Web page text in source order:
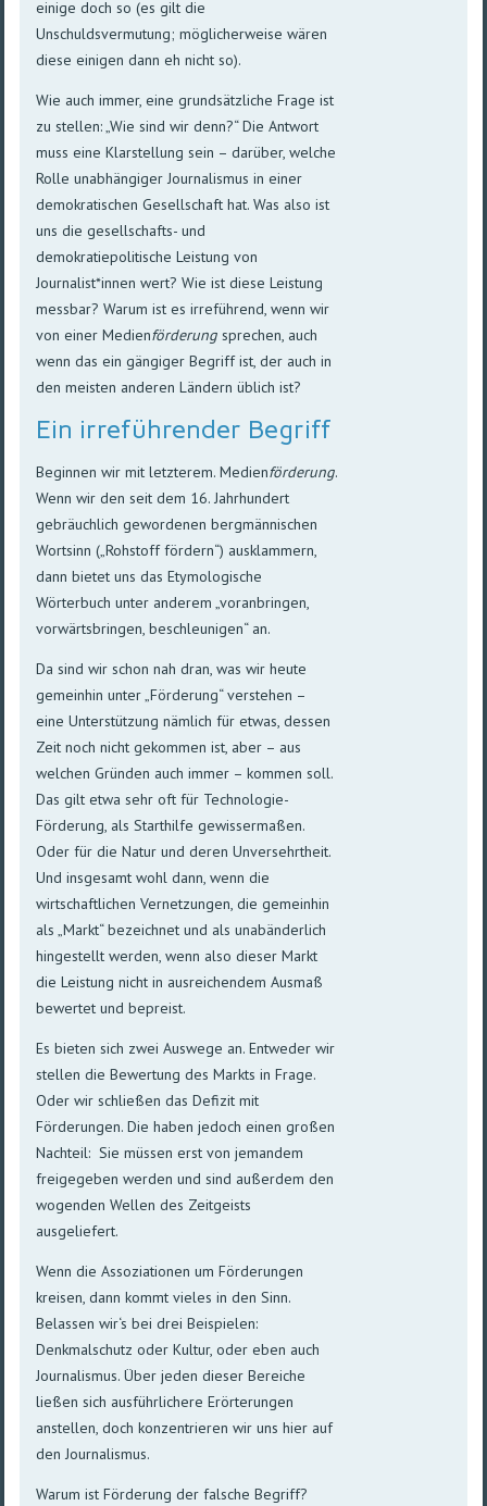
einige doch so (es gilt die
Unschuldsvermutung; möglicherweise wären
diese einigen dann eh nicht so).
Wie auch immer, eine grundsätzliche Frage ist
zu stellen: „Wie sind wir denn?“ Die Antwort
muss eine Klarstellung sein – darüber, welche
Rolle unabhängiger Journalismus in einer
demokratischen Gesellschaft hat. Was also ist
uns die gesellschafts- und
demokratiepolitische Leistung von
Journalist*innen wert? Wie ist diese Leistung
messbar? Warum ist es irreführend, wenn wir
von einer Medienförderung sprechen, auch
wenn das ein gängiger Begriff ist, der auch in
den meisten anderen Ländern üblich ist?
Ein irreführender Begriff
Beginnen wir mit letzterem. Medienförderung.
Wenn wir den seit dem 16. Jahrhundert
gebräuchlich gewordenen bergmännischen
Wortsinn („Rohstoff fördern“) ausklammern,
dann bietet uns das Etymologische
Wörterbuch unter anderem „voranbringen,
vorwärtsbringen, beschleunigen“ an.
Da sind wir schon nah dran, was wir heute
gemeinhin unter „Förderung“ verstehen –
eine Unterstützung nämlich für etwas, dessen
Zeit noch nicht gekommen ist, aber – aus
welchen Gründen auch immer – kommen soll.
Das gilt etwa sehr oft für Technologie-
Förderung, als Starthilfe gewissermaßen.
Oder für die Natur und deren Unversehrtheit.
Und insgesamt wohl dann, wenn die
wirtschaftlichen Vernetzungen, die gemeinhin
als „Markt“ bezeichnet und als unabänderlich
hingestellt werden, wenn also dieser Markt
die Leistung nicht in ausreichendem Ausmaß
bewertet und bepreist.
Es bieten sich zwei Auswege an. Entweder wir
stellen die Bewertung des Markts in Frage.
Oder wir schließen das Defizit mit
Förderungen. Die haben jedoch einen großen
Nachteil: Sie müssen erst von jemandem
freigegeben werden und sind außerdem den
wogenden Wellen des Zeitgeists
ausgeliefert.
Wenn die Assoziationen um Förderungen
kreisen, dann kommt vieles in den Sinn.
Belassen wir‘s bei drei Beispielen:
Denkmalschutz oder Kultur, oder eben auch
Journalismus. Über jeden dieser Bereiche
ließen sich ausführlichere Erörterungen
anstellen, doch konzentrieren wir uns hier auf
den Journalismus.
Warum ist Förderung der falsche Begriff?